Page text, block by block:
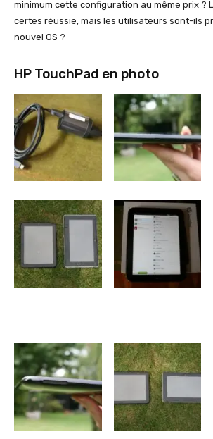
minimum cette configuration au même prix ?
certes réussie, mais les utilisateurs sont-ils
nouvel OS ?
HP TouchPad en photo